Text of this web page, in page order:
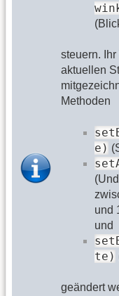
steuern.
aktuellen
Methoden
e)
und
und
te)
geändert